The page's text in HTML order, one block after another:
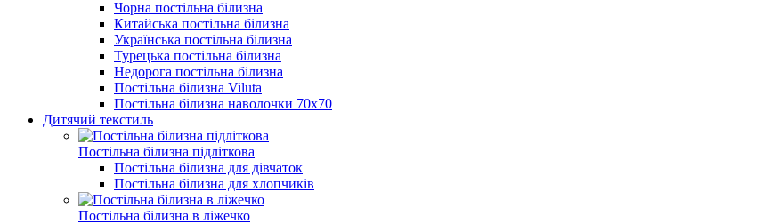
Чорна постільна білизна
Китайська постільна білизна
Українська постільна білизна
Турецька постільна білизна
Недорога постільна білизна
Постільна білизна Viluta
Постільна білизна наволочки 70х70
Дитячий текстиль
Постільна білизна підліткова
Постільна білизна для дівчаток
Постільна білизна для хлопчиків
Постільна білизна в ліжечко